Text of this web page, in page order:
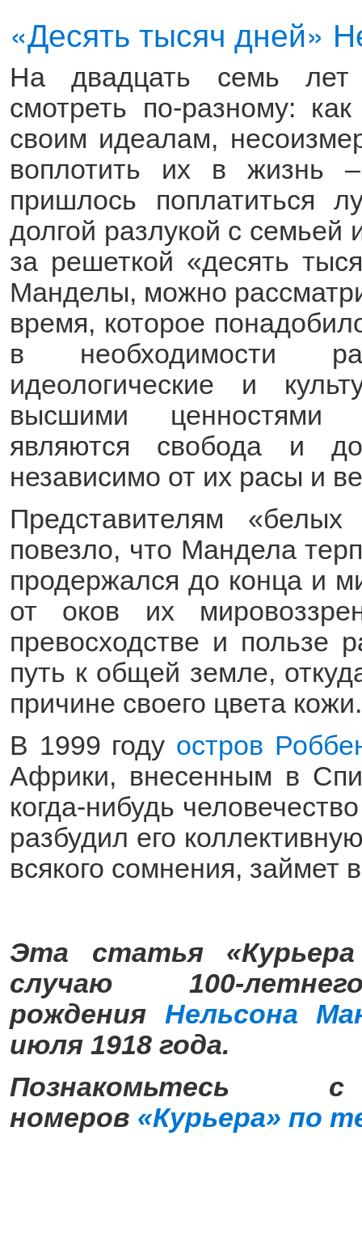
«Десять тысяч дней»
На двадцать семь
смотреть по-разному:
своим идеалам,
воплотить их в жизнь
пришлось поплатиться
долгой разлукой с
за решеткой «десять
Манделы, можно
время, которое
в необходимости
идеологические и
высшими ценностями
являются свобода и
независимо от их расы и
Представителям
повезло, что Мандела
продержался до конца и
от оков их
превосходстве и пользе
путь к общей земле,
причине своего цвета кожи.
В 1999 году остров
Африки, внесенным в
когда-нибудь
разбудил его
всякого сомнения, займет
Эта статья
случаю 100-
рождения Нельсона
июля 1918 года.
номеров «Курьера» по